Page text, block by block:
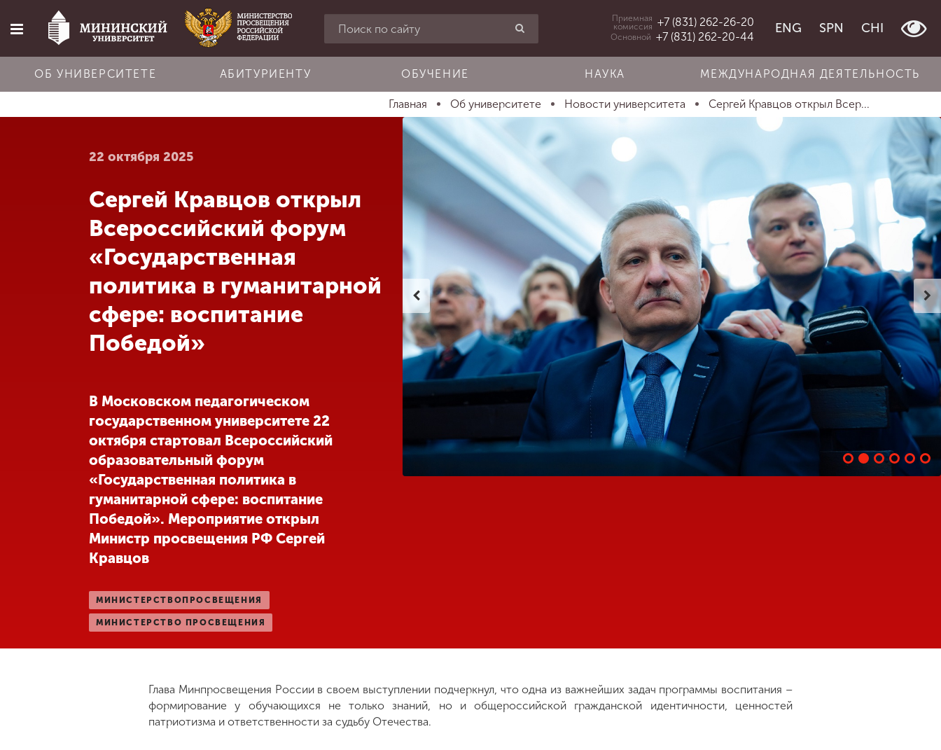
Главная
Об университете
Абитуриенту
Обучение
Международная
деятельность
Другие виды
Студенческая
Сведения об
образовательной
организации
Приемная
+7 (831) 262-26-20
Приемная
комиссия +7 (831) 262-26-20
Основной +7 (831) 262-20-44
ENG SPN CHI
ОБ УНИВЕРСИТЕТЕ АБИТУРИЕНТУ ОБУЧЕНИЕ НАУКА МЕЖДУНАРОДНАЯ ДЕЯТЕЛЬНОСТЬ
Главная Об университете Новости университета Сергей Кравцов открыл Всер...
22 октября 2025
Сергей Кравцов открыл
Всероссийский форум
«Государственная
политика в гуманитарной
сфере: воспитание
Победой»
В Московском педагогическом
государственном университете 22
октября стартовал Всероссийский
образовательный форум
«Государственная политика в
гуманитарной сфере: воспитание
Победой». Мероприятие открыл
Министр просвещения РФ Сергей
Кравцов
МИНИСТЕРСТВОПРОСВЕЩЕНИЯ
МИНИСТЕРСТВО ПРОСВЕЩЕНИЯ
Глава Минпросвещения России в своем выступлении подчеркнул, что одна из важнейших задач программы воспитания –
формирование у обучающихся не только знаний, но и общероссийской гражданской идентичности, ценностей
патриотизма и ответственности за судьбу Отечества.